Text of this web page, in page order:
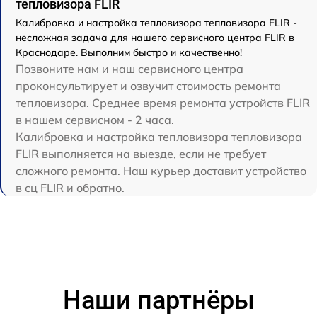
тепловизора FLIR
Калибровка и настройка тепловизора тепловизора FLIR -
несложная задача для нашего сервисного центра FLIR в
Краснодаре. Выполним быстро и качественно!
Позвоните нам и наш сервисного центра
проконсультирует и озвучит стоимость ремонта
тепловизора. Среднее время ремонта устройств FLIR
в нашем сервисном - 2 часа.
Калибровка и настройка тепловизора тепловизора
FLIR выполняется на выезде, если не требует
сложного ремонта. Наш курьер доставит устройство
в сц FLIR и обратно.
Наши партнёры